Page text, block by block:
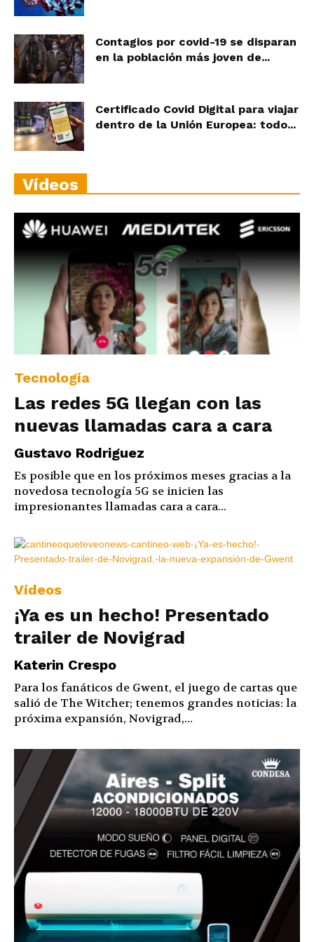
Contagios por covid-19 se disparan
en la población más joven de...
Certificado Covid Digital para viajar
dentro de la Unión Europea: todo...
Vídeos
Tecnología
Las redes 5G llegan con las
nuevas llamadas cara a cara
Gustavo Rodriguez
Es posible que en los próximos meses gracias a la
novedosa tecnología 5G se inicien las
impresionantes llamadas cara a cara...
Vídeos
¡Ya es un hecho! Presentado
trailer de Novigrad
Katerin Crespo
Para los fanáticos de Gwent, el juego de cartas que
salió de The Witcher; tenemos grandes noticias: la
próxima expansión, Novigrad,...